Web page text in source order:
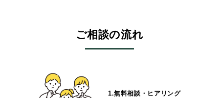
ご相談の流れ
1.無料相談・ヒアリング